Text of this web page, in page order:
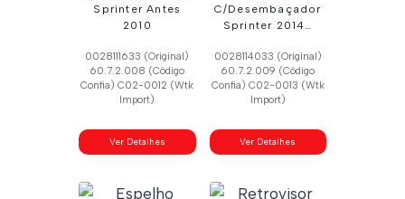
Sprinter Antes
2010
0028111633 (Original)
60.7.2.008 (Código
Confia) C02-0012 (Wtk
Import)
Ver Detalhes
C/Desembaçador
Sprinter 2014…
0028114033 (Original)
60.7.2.009 (Código
Confia) C02-0013 (Wtk
Import)
Ver Detalhes